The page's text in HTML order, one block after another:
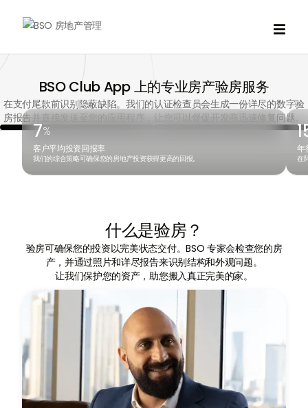

BSO Club App 上的专业房产验房服务
在支付尾款前识别隐蔽缺陷。我们的认证检查员会生成一份详尽的数字验
房报告并直接发送至您的应用程序，让您可以督促开发商迅速修复问题。
7%
客户平均投资回报率
我们的综合策略可确保您的房地产投资获得更高的回报。
年
在
什么是验房？
验房可确保您的投资以完美状态交付。BSO 专家会检查您的房
产，并通过照片和详尽报告来识别结构和外观问题。
让我们保护您的资产，助您搬入真正完美的家。